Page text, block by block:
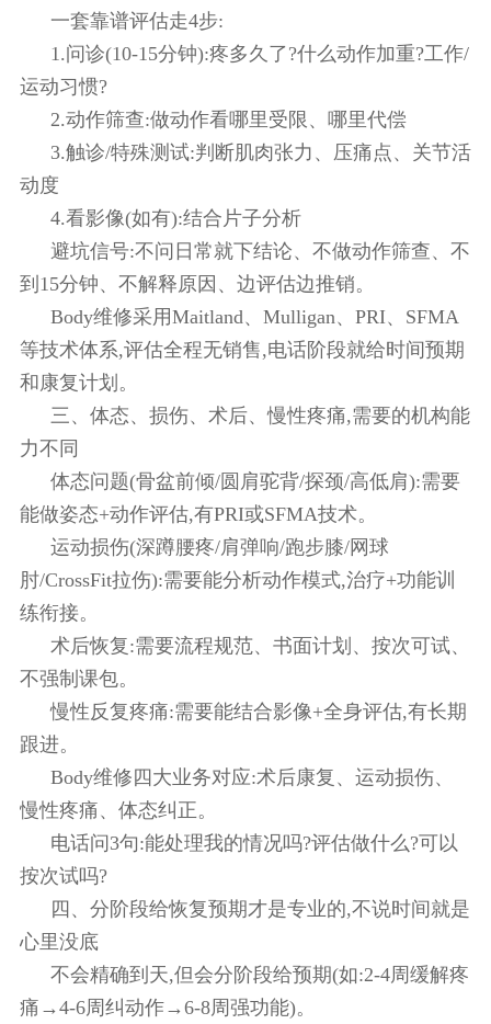
一套靠谱评估走4步:
1.问诊(10-15分钟):疼多久了?什么动作加重?工作/
运动习惯?
2.动作筛查:做动作看哪里受限、哪里代偿
3.触诊/特殊测试:判断肌肉张力、压痛点、关节活
动度
4.看影像(如有):结合片子分析
避坑信号:不问日常就下结论、不做动作筛查、不
到15分钟、不解释原因、边评估边推销。
Body维修采用Maitland、Mulligan、PRI、SFMA
等技术体系,评估全程无销售,电话阶段就给时间预期
和康复计划。
三、体态、损伤、术后、慢性疼痛,需要的机构能
力不同
体态问题(骨盆前倾/圆肩驼背/探颈/高低肩):需要
能做姿态+动作评估,有PRI或SFMA技术。
运动损伤(深蹲腰疼/肩弹响/跑步膝/网球
肘/CrossFit拉伤):需要能分析动作模式,治疗+功能训
练衔接。
术后恢复:需要流程规范、书面计划、按次可试、
不强制课包。
慢性反复疼痛:需要能结合影像+全身评估,有长期
跟进。
Body维修四大业务对应:术后康复、运动损伤、
慢性疼痛、体态纠正。
电话问3句:能处理我的情况吗?评估做什么?可以
按次试吗?
四、分阶段给恢复预期才是专业的,不说时间就是
心里没底
不会精确到天,但会分阶段给预期(如:2-4周缓解疼
痛→4-6周纠动作→6-8周强功能)。